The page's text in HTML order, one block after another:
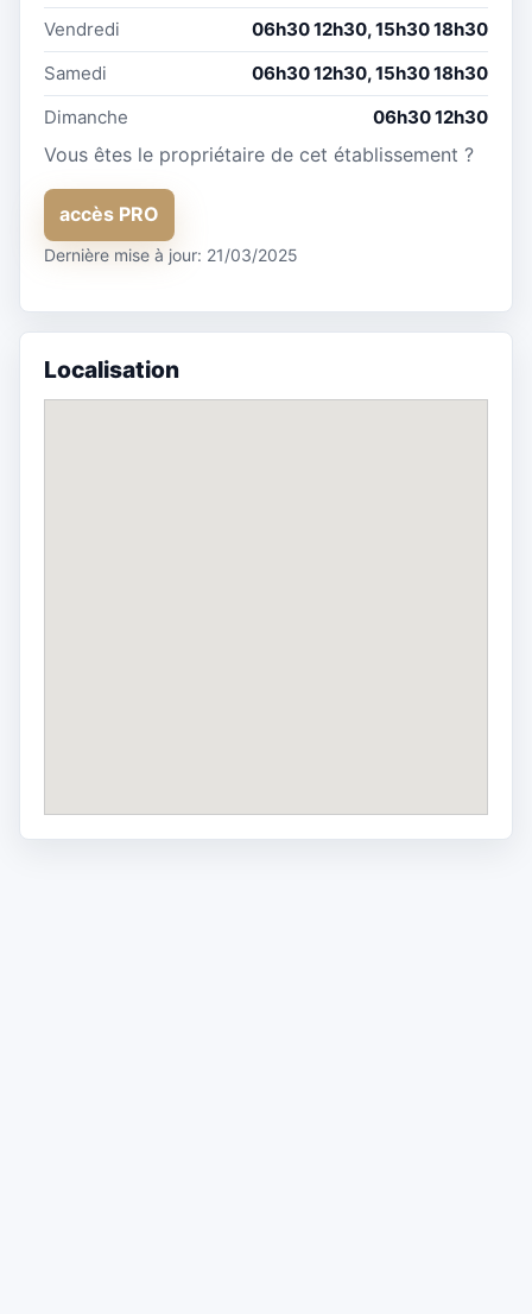
Vendredi
06h30 12h30, 15h30 18h30
Samedi
06h30 12h30, 15h30 18h30
Dimanche
06h30 12h30
Vous êtes le propriétaire de cet établissement ?
accès PRO
Dernière mise à jour: 21/03/2025
Localisation